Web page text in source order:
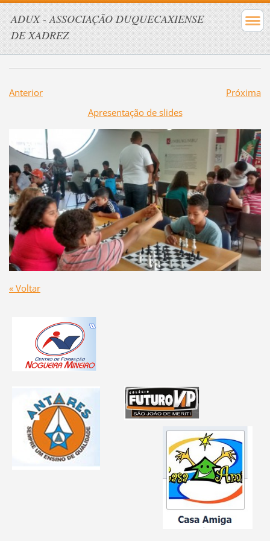
ADUX - ASSOCIAÇÃO DUQUECAXIENSE
DE XADREZ
Anterior
Próxima
Apresentação de slides
« Voltar